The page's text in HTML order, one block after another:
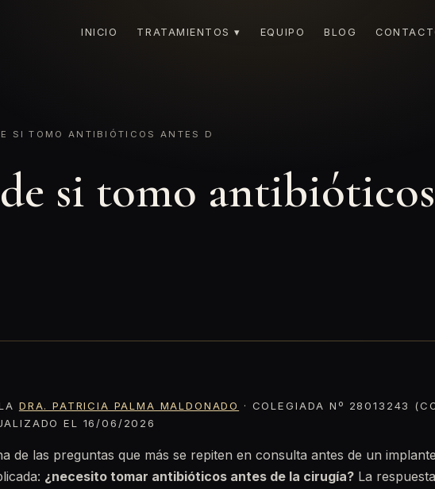
INICIO TRATAMIENTOS ▾ EQUIPO BLOG
SI TOMO ANTIBIÓTICOS ANTES D
si tomo
DRA. PATRICIA PALMA MALDONADO
· COLEGIADA Nº 28013243
EL 16/06/2026
de las preguntas que más se repiten en consulta antes de un
¿necesito tomar antibióticos antes de la cirugía? La